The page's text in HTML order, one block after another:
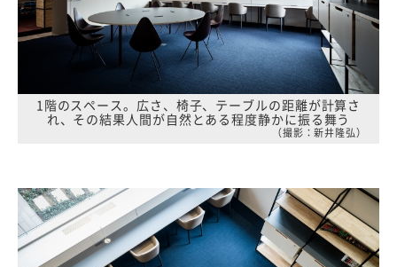
1階のスペース。広さ、椅子、テーブルの距離が計算さ
れ、その結果人間が自然とある程度静かに振る舞う
（撮影：新井隆弘）